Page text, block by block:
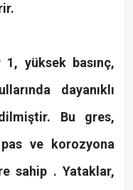
yüksek basınç,
dayanıklı
Bu gres,
pas ve korozyona
sahip . Yataklar,